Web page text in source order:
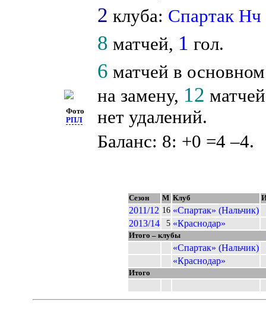
Фото
РПЛ
2 клуба: Спартак Нч
8 матчей, 1 гол.
6 матчей в
на замену, 12
нет удалений.
Баланс: 8: +0 =4 –4.
Сезон М Клуб
2011/12 16 «Спартак» (Нальчик)
2013/14
5 «Краснодар»
Итого – клубы
«Спартак» (Нальчик)
«Краснодар»
Итого